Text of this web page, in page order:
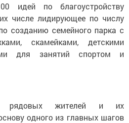
идей по благоустройству
числе лидирующее по числу
созданию семейного парка с
скамейками, детскими
для занятий спортом и
рядовых жителей и их
одного из главных шагов